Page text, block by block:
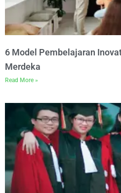
6 Model Pembelajaran
Merdeka
Read More »